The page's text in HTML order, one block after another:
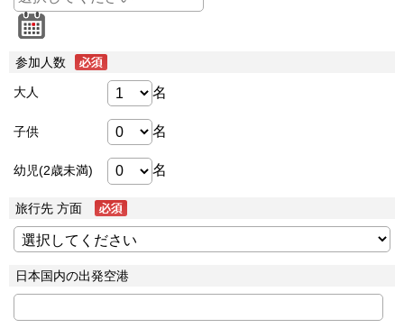
参加人数
大人 名
子供 名
幼児(2歳未満) 名
旅行先 方面
日本国内の出発空港